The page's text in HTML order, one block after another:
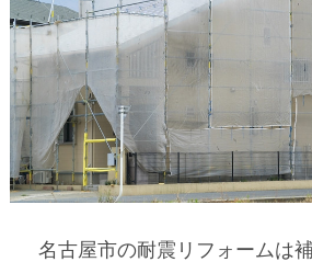
名古屋市の耐震リフォームは